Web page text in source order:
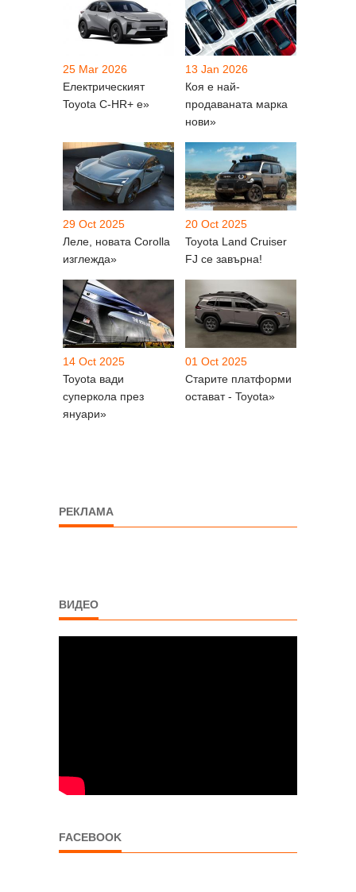
25 Mar 2026
Електрическият
Toyota C-HR+ е»
13 Jan 2026
Коя е най-
продаваната марка
нови»
29 Oct 2025
Леле, новата Corolla
изглежда»
20 Oct 2025
Toyota Land Cruiser
FJ се завърна!
14 Oct 2025
Toyota вади
суперкола през
януари»
01 Oct 2025
Старите платформи
остават - Toyota»
РЕКЛАМА
ВИДЕО
FACEBOOK